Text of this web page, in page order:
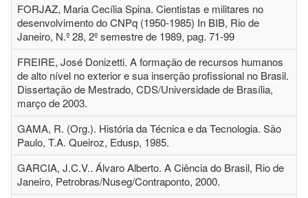
FORJAZ, Maria Cecília Spina. Cientistas e militares no
desenvolvimento do CNPq (1950-1985) In BIB, Rio de
Janeiro, N.º 28, 2º semestre de 1989, pag. 71-99
FREIRE, José Donizetti. A formação de recursos humanos
de alto nível no exterior e sua inserção profissional no Brasil.
Dissertação de Mestrado, CDS/Universidade de Brasília,
março de 2003.
GAMA, R. (Org.). História da Técnica e da Tecnologia. São
Paulo, T.A. Queiroz, Edusp, 1985.
GARCIA, J.C.V.. Álvaro Alberto. A Ciência do Brasil, Rio de
Janeiro, Petrobras/Nuseg/Contraponto, 2000.